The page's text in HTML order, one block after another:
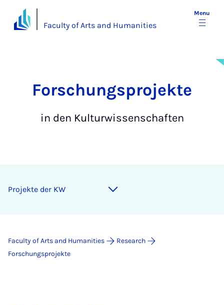
Faculty of Arts and Humanities
Menu
For­schung­s­­pro­jek­te
in den Kulturwissenschaften
Projekte der KW
Faculty of Arts and Humanities
Research
For­schungs­pro­jek­te